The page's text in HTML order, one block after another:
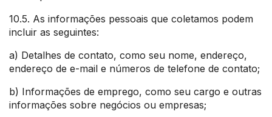
10.5. As informações pessoais que coletamos podem
incluir as seguintes:
a) Detalhes de contato, como seu nome, endereço,
endereço de e-mail e números de telefone de contato;
b) Informações de emprego, como seu cargo e outras
informações sobre negócios ou empresas;